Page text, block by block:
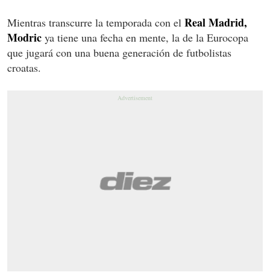
Mientras transcurre la temporada con el Real Madrid,
Modric ya tiene una fecha en mente, la de la Eurocopa
que jugará con una buena generación de futbolistas
croatas.